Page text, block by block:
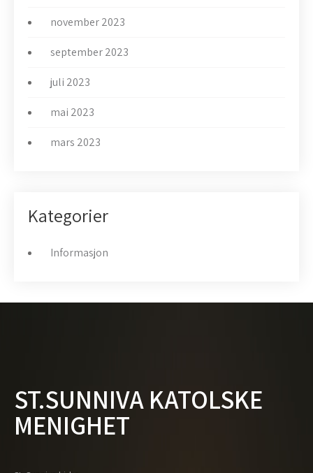
november 2023
september 2023
juli 2023
mai 2023
mars 2023
Kategorier
Informasjon
ST.SUNNIVA KATOLSKE
MENIGHET